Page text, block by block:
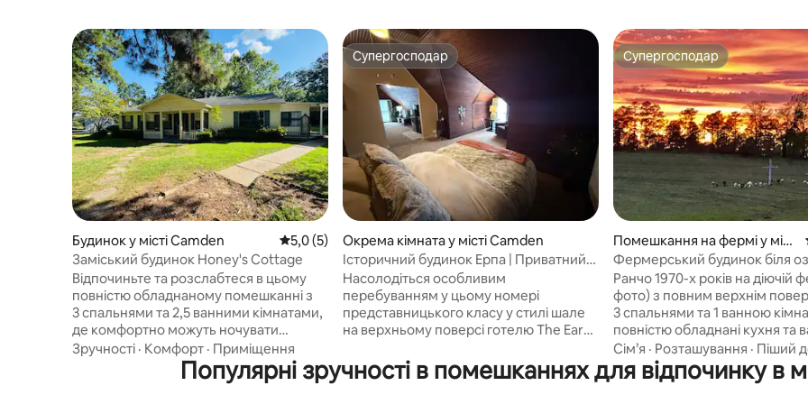
Будинок у місті Camden Середня оцінка: 5,0 з 5, відгуки: 5
5,0 (5)
Заміський будинок Honey's Cottage
Відпочиньте та розслабтеся в цьому
повністю обладнаному помешканні з
3 спальнями та 2,5 ванними кімнатами,
де комфортно можуть ночувати
6 людей. Це помешкання, створене
для комфорту та зручності, ідеально
підходить для сімей, бізнес-
Зручності · Комфорт · Приміщення
Супергосподар
Супергосподар
Окрема кімната у місті Camden
Історичний будинок Ерпа | Приватний
люкс V
Насолодіться особливим
перебуванням у цьому номері
представницького класу у стилі шале
на верхньому поверсі готелю The Earp
резиденції, відомої серед місцевих
жителів завдяки її зв’язку з родиною
Супергосподар
Супергосподар
Помешкання на фермі у міст
і Chidester
Фермерський будинок біля
Вайт-Оук
Ранчо 1970-х років на діючій
фото) з повним верхнім
3 спальнями та 1 ванною
повністю обладнані кухня та
кімната. Підвал, де мешкає літній
чоловік, з усіма окремими
зручностями. Підвал можна замкнути
Сім’я · Розташування · Піший
Популярні зручності в помешканнях для відпочинку в